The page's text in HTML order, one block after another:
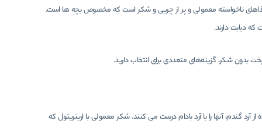
ناخواسته معمولی و پر از چربی و شکر است که مخصوص بچه ها است.
بدون شکر، گزینه‌های متعددی برای انتخاب دارید.
گندم، آنها را با آرد بادام درست می کنند. شکر معمولی با اریتریتول که